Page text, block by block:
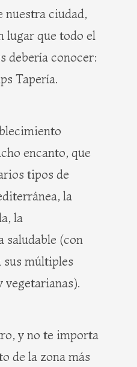
nuestra ciudad,
lugar que todo el
debería conocer:
Tapería.
encanto, que
tipos de
la
la
saludable (con
sus múltiples
vegetarianas).
y no te importa
de la zona más